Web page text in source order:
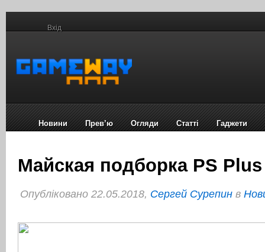
Вхід
Новини Прев’ю Огляди Статті Гаджети
Майская подборка PS Plus
Опубліковано 22.05.2018, Сергей Сурепин в